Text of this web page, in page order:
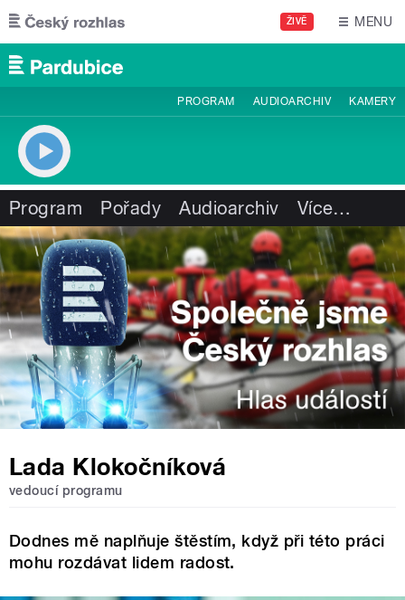
Přejít k hlavnímu obsahu
ŽIVĚ MENU
PROGRAM AUDIOARCHIV KAMERY
Program Pořady Audioarchiv Více…
Lada Klokočníková
vedoucí programu
Dodnes mě naplňuje štěstím, když při této práci
mohu rozdávat lidem radost.